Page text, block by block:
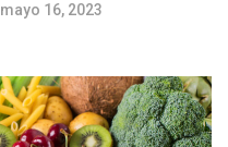
mayo 16, 2023